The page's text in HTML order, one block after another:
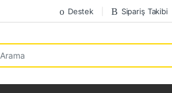
Destek Sipariş Takibi